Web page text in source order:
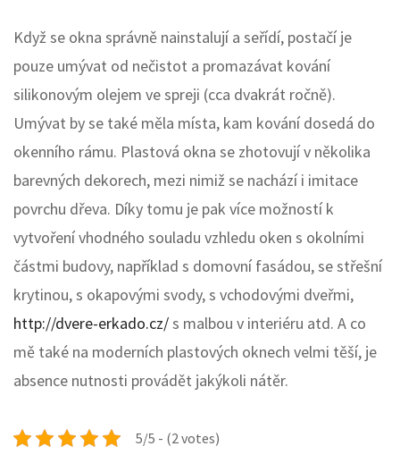
Když se okna správně nainstalují a seřídí, postačí je
pouze umývat od nečistot a promazávat kování
silikonovým olejem ve spreji (cca dvakrát ročně).
Umývat by se také měla místa, kam kování dosedá do
okenního rámu. Plastová okna se zhotovují v několika
barevných dekorech, mezi nimiž se nachází i imitace
povrchu dřeva. Díky tomu je pak více možností k
vytvoření vhodného souladu vzhledu oken s okolními
částmi budovy, například s domovní fasádou, se střešní
krytinou, s okapovými svody, s vchodovými dveřmi,
http://dvere-erkado.cz/s malbou v interiéru atd. A co
mě také na moderních plastových oknech velmi těší, je
absence nutnosti provádět jakýkoli nátěr.
5/5 - (2 votes)